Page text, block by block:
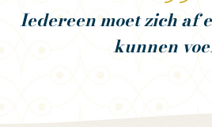
Iedereen moet zich af
kunnen